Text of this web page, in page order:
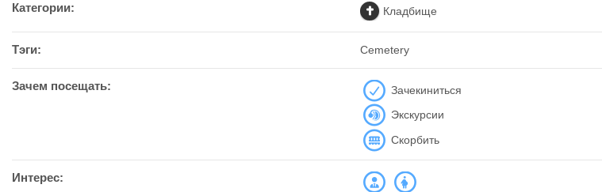
Категории: Кладбище
Тэги: Cemetery
Зачем посещать:
Зачекиниться
Экскурсии
Скорбить
Интерес: